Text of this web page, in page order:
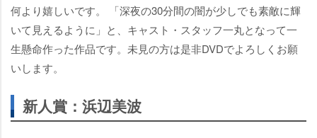
何より嬉しいです。 「深夜の30分間の闇が少しでも素敵に輝
いて見えるように」と、キャスト・スタッフ一丸となって一
生懸命作った作品です。未見の方は是非DVDでよろしくお願
いします。
新人賞：浜辺美波